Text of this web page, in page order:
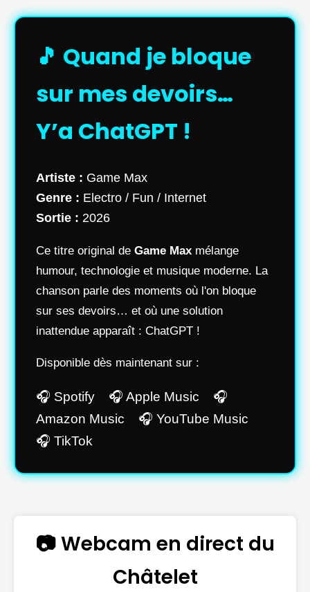
🎵 Quand je bloque
sur mes devoirs…
Y’a ChatGPT !
Artiste : Game Max
Genre : Electro / Fun / Internet
Sortie : 2026
Ce titre original de Game Max mélange
humour, technologie et musique moderne. La
chanson parle des moments où l'on bloque
sur ses devoirs… et où une solution
inattendue apparaît : ChatGPT !
Disponible dès maintenant sur :
🎧 Spotify 🎧 Apple Music 🎧
Amazon Music 🎧 YouTube Music
🎧 TikTok
📷 Webcam en direct du
Châtelet